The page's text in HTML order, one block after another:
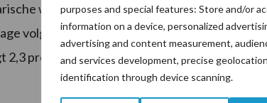
purposes and special features: Store and/or
information on a device, personalized
advertising and content measurement,
and services development, precise
identification through device scanning.
woningen met pachtovereenkomsten van
volgens het huurprijsbeleid woonruimte. De
procent. Dit is dan ook gelijk aan de inflatie